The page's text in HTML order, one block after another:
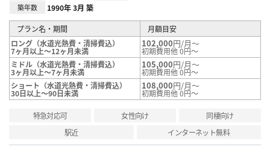
築年数 1990年 3月 築
プラン名・期間
月額目安
ロング（水道光熱費・清掃費込）
7ヶ月以上～12ヶ月未満
102,000円/月～
初期費用他 0円～
ミドル（水道光熱費・清掃費込）
3ヶ月以上～7ヶ月未満
105,000円/月～
初期費用他 0円～
ショート（水道光熱費・清掃費込）
30日以上～90日未満
108,000円/月～
初期費用他 0円～
特急対応可 女性向け
同棲向け
駅近
インターネット無料